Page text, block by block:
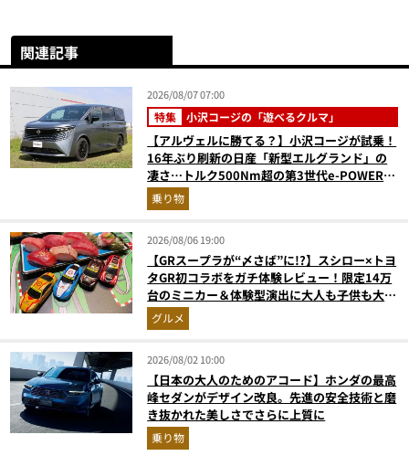
関連記事
2026/08/07 07:00
特集 小沢コージの「遊べるクルマ」
【アルヴェルに勝てる？】小沢コージが試乗！
16年ぶり刷新の日産「新型エルグランド」の
凄さ…トルク500Nm超の第3世代e-POWER＆
和の格調高きデザインを徹底チェック
乗り物
2026/08/06 19:00
【GRスープラが“〆さば”に!?】スシロー×トヨ
タGR初コラボをガチ体験レビュー！限定14万
台のミニカー＆体験型演出に大人も子供も大興
奮間違いなし
グルメ
2026/08/02 10:00
【日本の大人のためのアコード】ホンダの最高
峰セダンがデザイン改良。先進の安全技術と磨
き抜かれた美しさでさらに上質に
乗り物